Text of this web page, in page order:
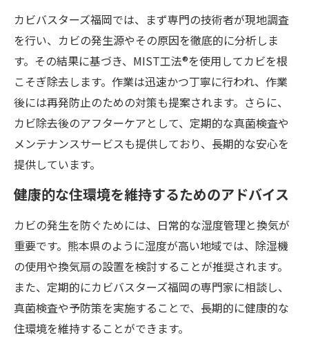
カビバスターズ福岡では、まず専門の技術者が現地調査
を行い、カビの発生源やその原因を徹底的に分析しま
す。その結果に基づき、MIST工法®を使用してカビを根
こそぎ除去します。作業は迅速かつ丁寧に行われ、作業
後には再発防止のための対策も提案されます。さらに、
カビ除去後のアフターケアとして、定期的な真菌検査や
メンテナンスサービスも提供しており、長期的な安心を
提供しています。
健康的な住環境を維持するためのアドバイス
カビの発生を防ぐためには、日常的な湿度管理と換気が
重要です。熊本県のように湿度が高い地域では、除湿機
の使用や換気扇の設置を検討することが推奨されます。
また、定期的にカビバスターズ福岡の専門家に相談し、
真菌検査や予防策を実施することで、長期的に健康的な
住環境を維持することができます。